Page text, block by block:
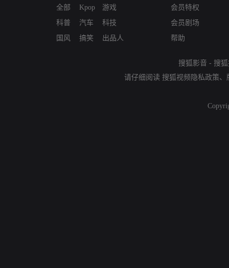
全部
科普
国风
Kpop
汽车
搞笑
游戏
科技
出品人
会员特权
会员剧场
帮助
搜狐影音 - 搜
请仔细阅读 搜狐视频隐私政策、